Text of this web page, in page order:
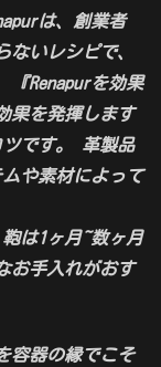
は、創業者
いレシピで、
『Renapurを効果
果を発揮します
です。 革製品
や素材によって
は1ヶ月~数ヶ月
お手入れがおす
容器の縁でこそ